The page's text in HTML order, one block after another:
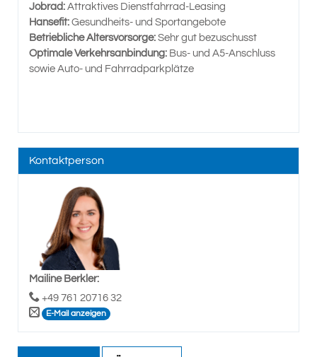
Jobrad:Attraktives Dienstfahrrad-Leasing
Hansefit:Gesundheits- und Sportangebote
Betriebliche Altersvorsorge:Sehr gut bezuschusst
Optimale Verkehrsanbindung: Bus- und A5-Anschluss
sowie Auto- und Fahrradparkplätze
Kontaktperson
Mailine Berkler:
+49 761 20716 32
E-Mail anzeigen